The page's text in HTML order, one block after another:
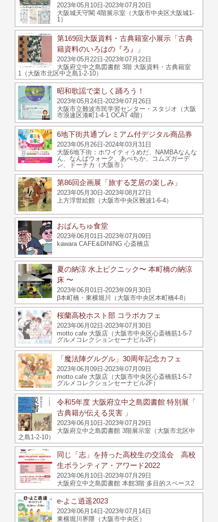
2023年05月10日-2023年07月20日
大阪城天守閣 4階展示室（大阪市中央区大阪城1-
1）
第169回大阪資料・古典籍室小展示「古典
籍資料のいろはの『ろ』」
2023年05月22日-2023年07月22日
大阪府立中之島図書館 3階 大阪資料・古典籍室
1（大阪市北区中之島1-2-10）
昭和歌謡で楽しく踊ろう！
2023年05月24日-2023年07月26日
大阪市立難波市民学習センター・スタジオ（大阪
市浪速区湊町1-4-1 OCAT 4階）
6地下街共通プレミアム付デジタル商品券
2023年05月26日-2024年03月31日
大阪6地下街：ホワイティうめだ、NAMBAなんな
ん、なんばウォーク、あべちか、コムズガーデ
ン、ドーチカ（大阪市）
第86回企画展「旅する芝居の楽しみ」
2023年05月30日-2023年08月27日
上方浮世絵館（大阪市中央区難波1-6-4）
おぱんちゅ食堂
2023年06月01日-2023年07月09日
kawara CAFE&DINING 心斎橋店
夏の納涼 水上ピクニック〜 本町橋の納涼
床 〜
2023年06月01日-2023年09月30日
β本町橋・東横堀川（大阪市中央区本町橋4-8）
桜蘭高校ホスト部 コラボカフェ
2023年06月02日-2023年07月30日
motto cafe 大阪店（大阪市中央区心斎橋筋1-5-7
グルメコレクションセーナビル2F）
「魔法陣グルグル」30周年記念カフェ
2023年06月09日-2023年07月09日
motto cafe 大阪店（大阪市中央区心斎橋筋1-5-7
グルメコレクションセーナビル2F）
令和5年度 大阪府立中之島図書館 特別展「
古典籍が伝える災害 」
2023年06月10日-2023年07月29日
大阪府立中之島図書館 3階展示室（大阪市北区中
之島1-2-10）
同じ「志」を持った高校生の交流会 高校
生ボランティア・アワード2022
2023年06月10日-2023年07月29日
大阪府立中之島図書館 本館3階 多目的スペース2
e-よこ逍遥2023
2023年06月14日-2023年07月14日
東横堀川界隈（大阪市中央区）